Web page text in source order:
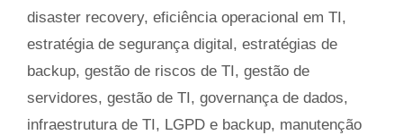
disaster recovery, eficiência operacional em TI,
estratégia de segurança digital, estratégias de
backup, gestão de riscos de TI, gestão de
servidores, gestão de TI, governança de dados,
infraestrutura de TI, LGPD e backup, manutenção